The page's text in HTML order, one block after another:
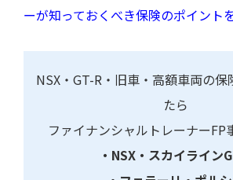
ーが知っておくべき保険のポイント
NSX・GT-R・旧車・高額車両の保
たら
ファイナンシャルトレーナーFP
・NSX・スカイライン